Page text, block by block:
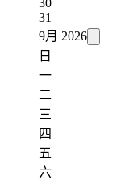
30
31
9月 2026
日
一
二
三
四
五
六